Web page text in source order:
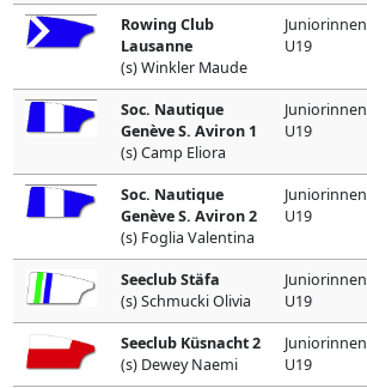
Rowing Club
Lausanne
(s) Winkler Maude
Juniorinnen
U19
Soc. Nautique
Genève S. Aviron 1
(s) Camp Eliora
Juniorinnen
U19
Soc. Nautique
Genève S. Aviron 2
(s) Foglia Valentina
Juniorinnen
U19
Seeclub Stäfa
(s) Schmucki Olivia
Juniorinnen
U19
Seeclub Küsnacht 2
(s) Dewey Naemi
Juniorinnen
U19